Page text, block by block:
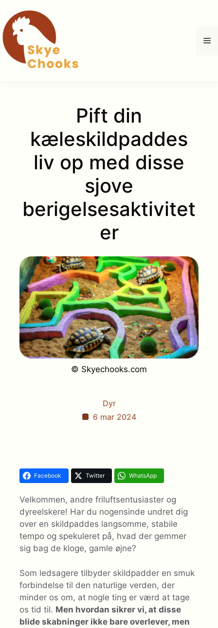
indhold
Pift din
kæleskildpaddes
liv op med disse
sjove
berigelsesaktivitet
er
© Skyechooks.com
Dyr
6 mar 2024
Facebook Twitter WhatsApp
Velkommen, andre friluftsentusiaster og
dyreelskere! Har du nogensinde undret dig
over en skildpaddes langsomme, stabile
tempo og spekuleret på, hvad der gemmer
sig bag de kloge, gamle øjne?
Som ledsagere tilbyder skildpadder en smuk
forbindelse til den naturlige verden, der
minder os om, at nogle ting er værd at tage
os tid til. Men hvordan sikrer vi, at disse
blide skabninger ikke bare overlever, men